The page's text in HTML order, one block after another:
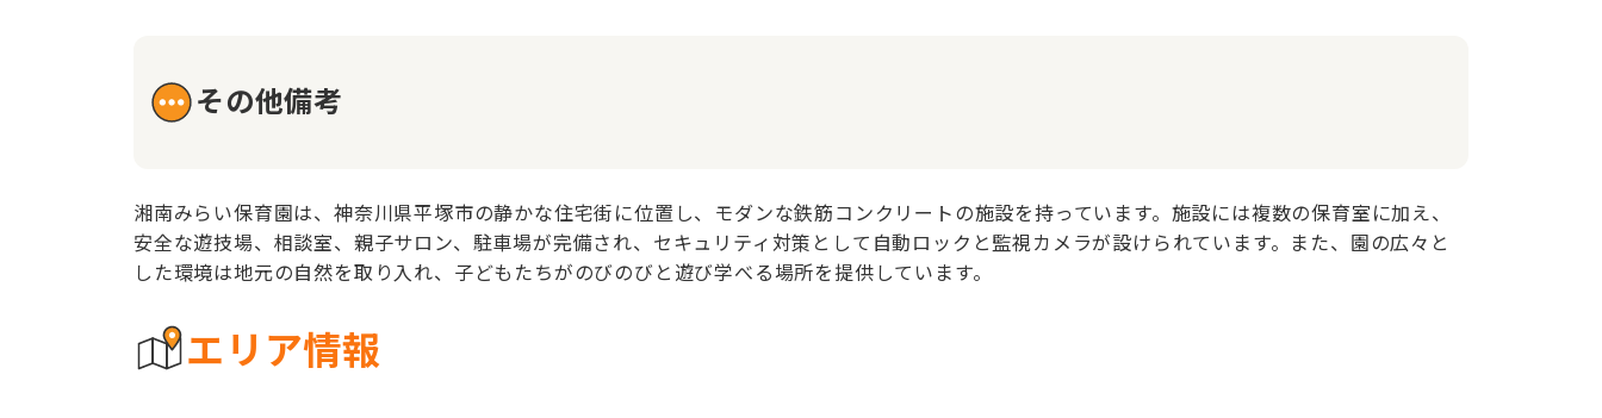
その他備考
湘南みらい保育園は、神奈川県平塚市の静かな住宅街に位置し、モダンな鉄筋コンクリートの施設を持っています。施設には複数の保育室に加え、
安全な遊技場、相談室、親子サロン、駐車場が完備され、セキュリティ対策として自動ロックと監視カメラが設けられています。また、園の広々と
した環境は地元の自然を取り入れ、子どもたちがのびのびと遊び学べる場所を提供しています。
エリア情報